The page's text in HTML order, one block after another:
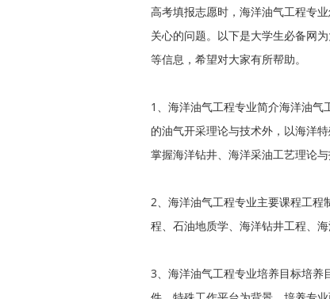
高考填报志愿时，海洋油气工程专
关心的问题。以下是大学生必备网
等信息，希望对大家有所帮助。
1、海洋油气工程专业简介海洋油
的油气开采理论与技术外，以海洋
掌握海洋钻井、海洋采油工艺理论
2、海洋油气工程专业主要课程工
程、石油地质学、海洋钻井工程、海
3、海洋油气工程专业培养目标培养